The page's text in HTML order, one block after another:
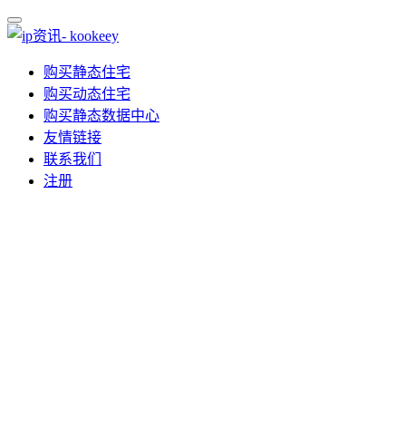
购买静态住宅
购买动态住宅
购买静态数据中心
友情链接
联系我们
注册